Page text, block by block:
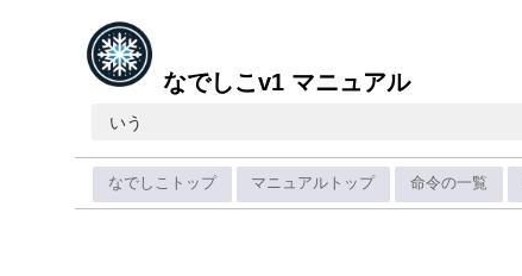
なでしこv1 マニュアル
いう
なでしこトップ マニュアルトップ 命令の一覧